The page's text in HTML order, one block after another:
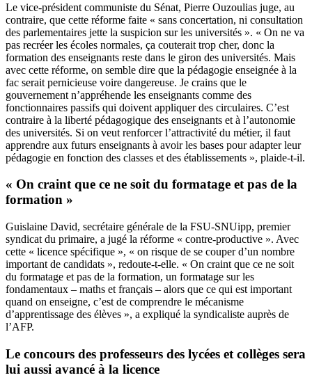
Le vice-président communiste du Sénat, Pierre Ouzoulias juge, au
contraire, que cette réforme faite « sans concertation, ni consultation
des parlementaires jette la suspicion sur les universités ». « On ne va
pas recréer les écoles normales, ça couterait trop cher, donc la
formation des enseignants reste dans le giron des universités. Mais
avec cette réforme, on semble dire que la pédagogie enseignée à la
fac serait pernicieuse voire dangereuse. Je crains que le
gouvernement n’appréhende les enseignants comme des
fonctionnaires passifs qui doivent appliquer des circulaires. C’est
contraire à la liberté pédagogique des enseignants et à l’autonomie
des universités. Si on veut renforcer l’attractivité du métier, il faut
apprendre aux futurs enseignants à avoir les bases pour adapter leur
pédagogie en fonction des classes et des établissements », plaide-t-il.
« On craint que ce ne soit du formatage et pas de la
formation »
Guislaine David, secrétaire générale de la FSU-SNUipp, premier
syndicat du primaire, a jugé la réforme « contre-productive ». Avec
cette « licence spécifique », « on risque de se couper d’un nombre
important de candidats », redoute-t-elle. « On craint que ce ne soit
du formatage et pas de la formation, un formatage sur les
fondamentaux – maths et français – alors que ce qui est important
quand on enseigne, c’est de comprendre le mécanisme
d’apprentissage des élèves », a expliqué la syndicaliste auprès de
l’AFP.
Le concours des professeurs des lycées et collèges sera
lui aussi avancé à la licence